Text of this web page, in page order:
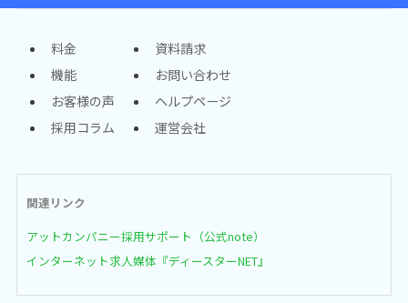
料金
機能
お客様の声
採用コラム
資料請求
お問い合わせ
ヘルプページ
運営会社
関連リンク
アットカンパニー採用サポート（公式note）
インターネット求人媒体『ディースターNET』